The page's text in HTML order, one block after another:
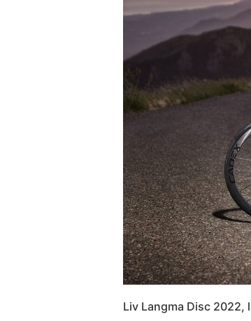
Liv Langma Disc 2022,